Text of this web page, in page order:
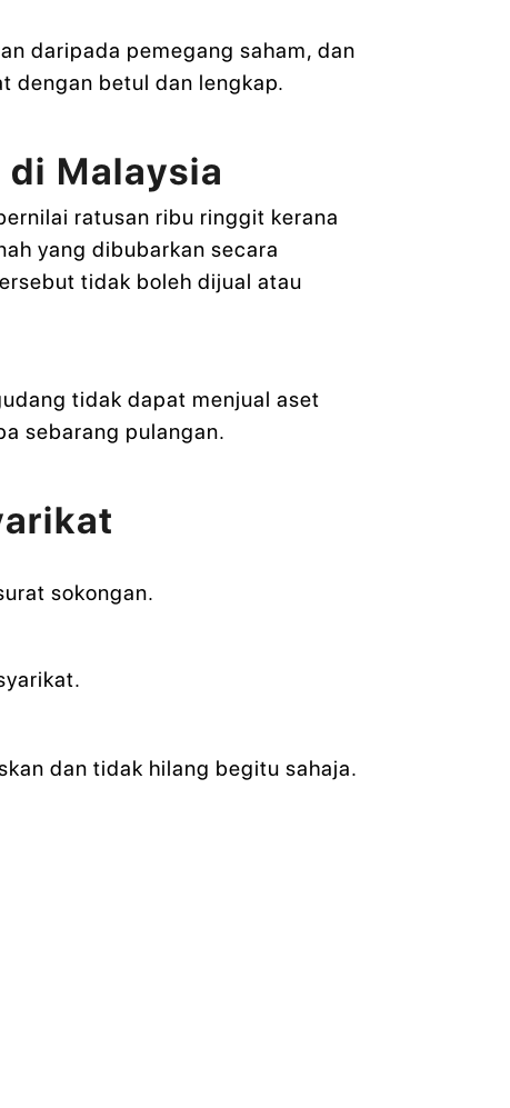
daripada pemegang saham, dan
dengan betul dan lengkap.
Malaysia
ratusan ribu ringgit kerana
yang dibubarkan secara
tidak boleh dijual atau
tidak dapat menjual aset
sebarang pulangan.
sokongan.
dan tidak hilang begitu sahaja.